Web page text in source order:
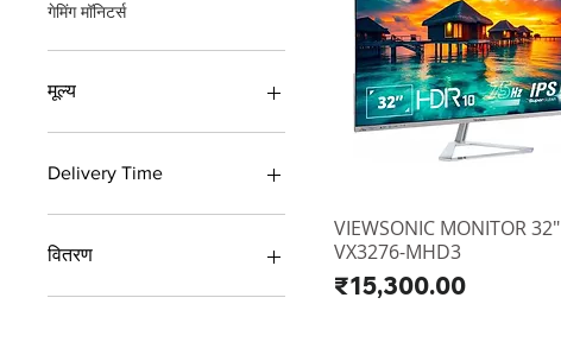
गेमिंग मॉनिटर्स
मूल्य
₹11,524
Delivery Time
3 - 7 Working Days
वितरण
7 - 14 दिन
VIEWSONIC MONITOR 32"
VX3276-MHD3
मूल्य
₹15,300.00